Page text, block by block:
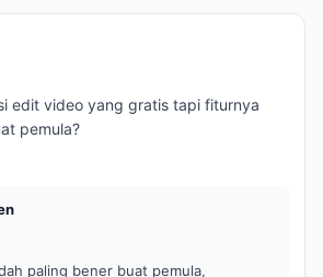
edit video yang gratis tapi fiturnya
pemula?
paling bener buat pemula,